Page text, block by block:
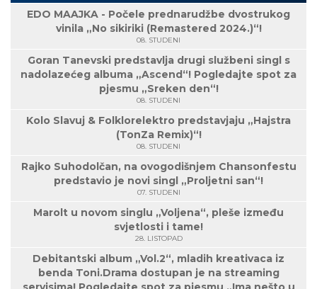
EDO MAAJKA - Počele prednarudžbe dvostrukog
vinila „No sikiriki (Remastered 2024.)“!
08. STUDENI
Goran Tanevski predstavlja drugi službeni singl s
nadolazećeg albuma „Ascend“! Pogledajte spot za
pjesmu „Sreken den“!
08. STUDENI
Kolo Slavuj & Folklorelektro predstavjaju „Hajstra
(TonZa Remix)“!
08. STUDENI
Rajko Suhodolčan, na ovogodišnjem Chansonfestu
predstavio je novi singl „Proljetni san“!
07. STUDENI
Marolt u novom singlu „Voljena“, pleše između
svjetlosti i tame!
28. LISTOPAD
Debitantski album „Vol.2“, mladih kreativaca iz
benda Toni.Drama dostupan je na streaming